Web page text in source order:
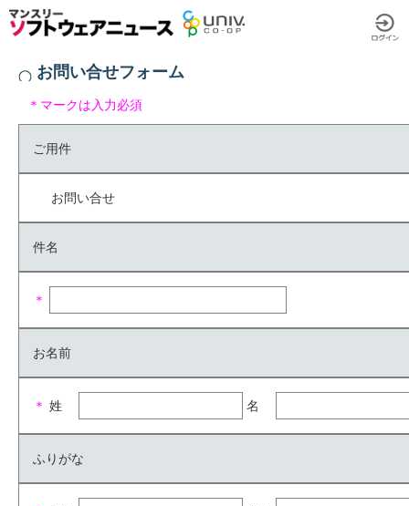
お問い合せフォーム
＊マークは入力必須
ご用件
お問い合せ
件名
＊
お名前
＊ 姓 名
ふりがな